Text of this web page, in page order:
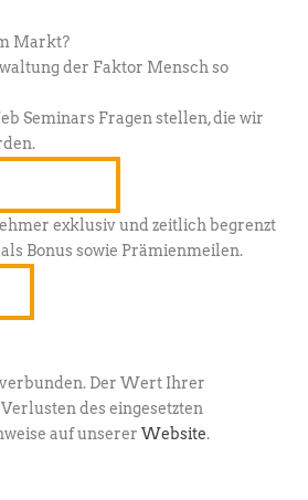
Markt?
der Faktor Mensch so
Seminars Fragen stellen, die wir
exklusiv und zeitlich begrenzt
Bonus sowie Prämienmeilen.
Der Wert Ihrer
des eingesetzten
auf unserer Website.